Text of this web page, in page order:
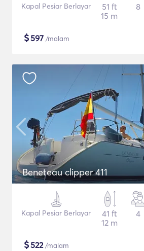
Kapal Pesiar Berlayar
51 ft
15 m
8
$597 /malam
Beneteau clipper 411
Kapal Pesiar Berlayar
41 ft
12 m
4
$522/malam